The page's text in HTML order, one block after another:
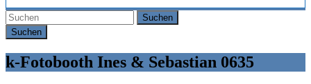
Suchen
k-Fotobooth Ines & Sebastian 0635